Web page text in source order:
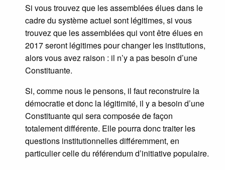
Si vous trouvez que les assemblées élues dans le
cadre du système actuel sont légitimes, si vous
trouvez que les assemblées qui vont être élues en
2017 seront légitimes pour changer les institutions,
alors vous avez raison : il n’y a pas besoin d’une
Constituante.
Si, comme nous le pensons, il faut reconstruire la
démocratie et donc la légitimité, il y a besoin d’une
Constituante qui sera composée de façon
totalement différente. Elle pourra donc traiter les
questions institutionnelles différemment, en
particulier celle du référendum d’initiative populaire.